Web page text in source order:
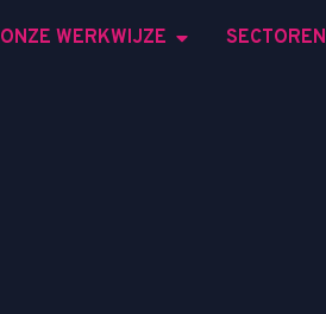
ONZE WERKWIJZE SECTOREN